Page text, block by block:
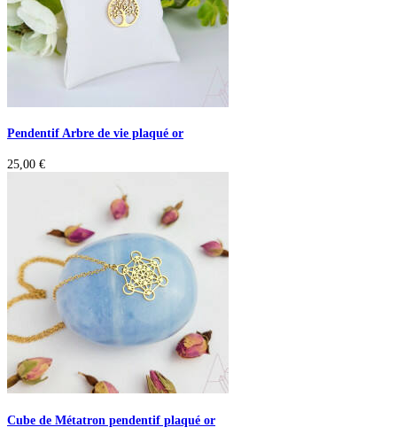
Pendentif Arbre de vie plaqué or
25,00 €
Cube de Métatron pendentif plaqué or